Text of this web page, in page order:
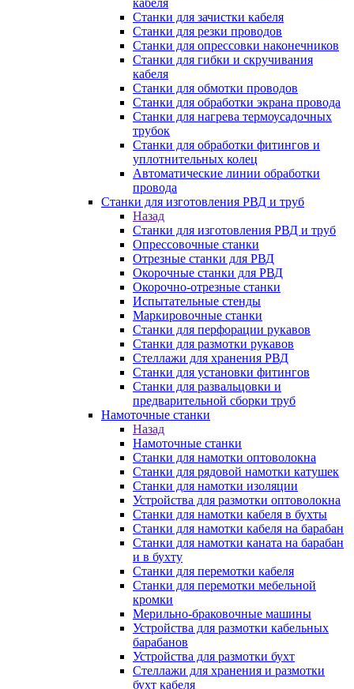
кабеля
Станки для зачистки кабеля
Станки для резки проводов
Станки для опрессовки наконечников
Станки для гибки и скручивания
кабеля
Станки для обмотки проводов
Станки для обработки экрана провода
Станки для нагрева термоусадочных
трубок
Станки для обработки фитингов и
уплотнительных колец
Автоматические линии обработки
провода
Станки для изготовления РВД и труб
Назад
Станки для изготовления РВД и труб
Опрессовочные станки
Отрезные станки для РВД
Окорочные станки для РВД
Окорочно-отрезные станки
Испытательные стенды
Маркировочные станки
Станки для перфорации рукавов
Станки для размотки рукавов
Стеллажи для хранения РВД
Станки для установки фитингов
Станки для развальцовки и
предварительной сборки труб
Намоточные станки
Назад
Намоточные станки
Станки для намотки оптоволокна
Станки для рядовой намотки катушек
Станки для намотки изоляции
Устройства для размотки оптоволокна
Станки для намотки кабеля в бухты
Станки для намотки кабеля на барабан
Станки для намотки каната на барабан
и в бухту
Станки для перемотки кабеля
Станки для перемотки мебельной
кромки
Мерильно-браковочные машины
Устройства для размотки кабельных
барабанов
Устройства для размотки бухт
Стеллажи для хранения и размотки
бухт кабеля